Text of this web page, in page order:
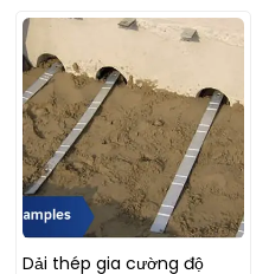
Dải thép gia cường độ